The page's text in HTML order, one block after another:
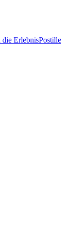
die ErlebnisPostille